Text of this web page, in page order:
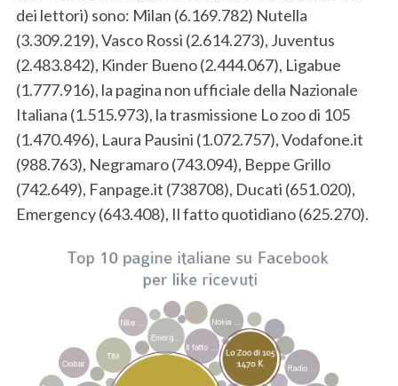
dei lettori) sono: Milan (6.169.782) Nutella
(3.309.219), Vasco Rossi (2.614.273), Juventus
(2.483.842), Kinder Bueno (2.444.067), Ligabue
(1.777.916), la pagina non ufficiale della Nazionale
Italiana (1.515.973), la trasmissione Lo zoo di 105
(1.470.496), Laura Pausini (1.072.757), Vodafone.it
(988.763), Negramaro (743.094), Beppe Grillo
(742.649), Fanpage.it (738708), Ducati (651.020),
Emergency (643.408), Il fatto quotidiano (625.270).